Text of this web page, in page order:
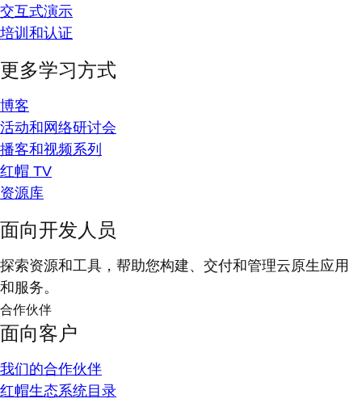
交互式演示
培训和认证
更多学习方式
博客
活动和网络研讨会
播客和视频系列
红帽 TV
资源库
面向开发人员
探索资源和工具，帮助您构建、交付和管理云原生应用
和服务。
合作伙伴
面向客户
我们的合作伙伴
红帽生态系统目录